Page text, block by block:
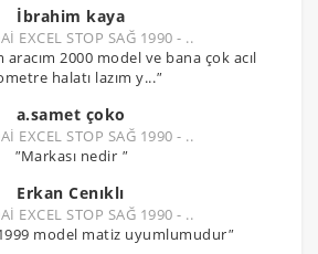
İbrahim kaya
EXCEL STOP SAĞ 1990 - ..
2000 model ve bana çok acıl
halatı lazım y..."
a.samet çoko
EXCEL STOP SAĞ 1990 - ..
"Markası nedir "
Erkan Cenıklı
EXCEL STOP SAĞ 1990 - ..
model matiz uyumlumudur"